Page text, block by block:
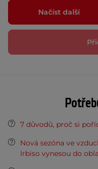
Načíst další
7 důvodů, proč si
Nová sezóna ve
Irbiso vynesou do